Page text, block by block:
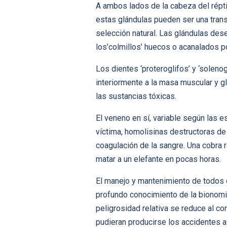
A ambos lados de la cabeza del
estas glándulas pueden ser una
selección natural. Las glándulas
los’colmillos’ huecos o acanalados
Los dientes ‘proteroglifos’ y
interiormente a la masa muscular y
las sustancias tóxicas.
El veneno en sí, variable según las
víctima, homolisinas destructoras
coagulación de la sangre. Una
matar a un elefante en pocas horas.
El manejo y mantenimiento de
profundo conocimiento de la
peligrosidad relativa se reduce al
pudieran producirse los accidentes